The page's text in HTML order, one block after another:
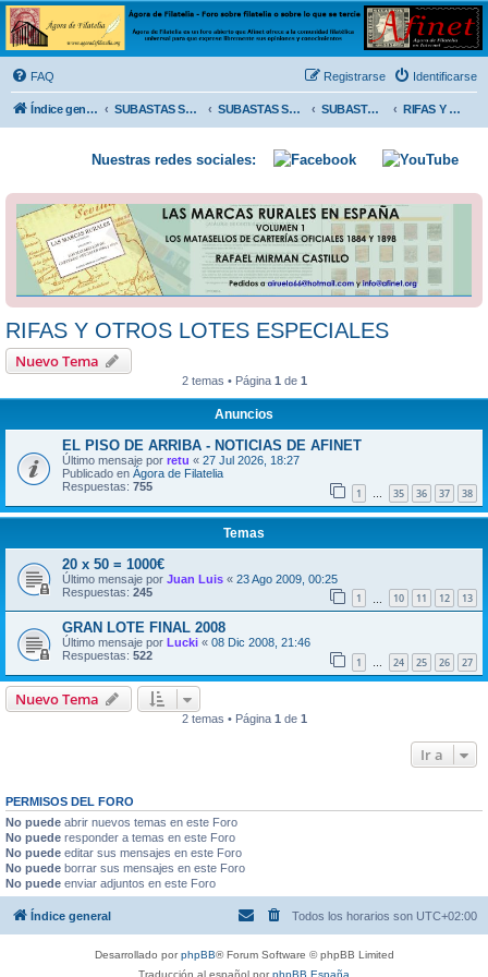
Ágora de Filatelia
Foro sobre filatelia o sobre lo que se tercie. Ágora de Filatelia es un foro abierto que Afinet
ofrece a la comunidad filatélica universal para que exprese libremente sus opiniones y
conocimientos
FAQ Identificarse
Registrarse
Índice general SUBASTAS SOLIDARIAS (In memoriam MENDOZA) SUBASTAS SOLIDARIAS 2025 y anteriores SUBASTAS SOLIDARIAS 2008 RIFAS Y OTROS LOTES ESPECIALES
Nuestras redes sociales:
RIFAS Y OTROS LOTES ESPECIALES
Nuevo Tema
2 temas • Página 1 de 1
Anuncios
EL PISO DE ARRIBA - NOTICIAS DE AFINET
Último mensaje por retu « 27 Jul 2026, 18:27
Publicado en Ágora de Filatelia
Respuestas: 755 1 … 35 36 37 38
Temas
20 x 50 = 1000€
Último mensaje por Juan Luis « 23 Ago 2009, 00:25
Respuestas: 245 1 10 11 12 13
GRAN LOTE FINAL 2008
Último mensaje por Lucki « 08 Dic 2008, 21:46
Respuestas: 522 1 … 24 25 26 27
Nuevo Tema
2 temas • Página 1 de 1
Ir a
PERMISOS DEL FORO
No puede abrir nuevos temas en este Foro
No puede responder a temas en este Foro
No puede editar sus mensajes en este Foro
No puede borrar sus mensajes en este Foro
No puede enviar adjuntos en este Foro
Índice general Todos los horarios son UTC+02:00
Desarrollado porphpBB® Forum Software © phpBB Limited